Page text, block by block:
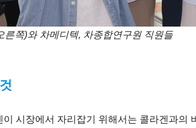
른쪽)와 차메디텍, 차종합연구원 직원들
시장에서 자리잡기 위해서는 콜라겐과의